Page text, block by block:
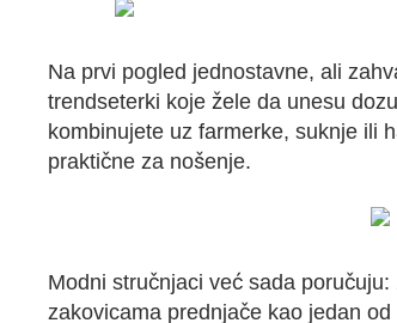
Na prvi pogled jednostavne, ali
trendseterki koje žele da unesu
kombinujete uz farmerke, suknje ili
praktične za nošenje.
Modni stručnjaci već sada
zakovicama prednjače kao jedan